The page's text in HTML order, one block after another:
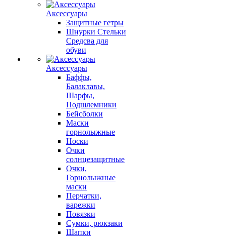
Аксессуары
Защитные гетры
Шнурки Стельки
Средсва для
обуви
Аксессуары
Баффы,
Балаклавы,
Шарфы,
Подшлемники
Бейсболки
Маски
горнолыжные
Носки
Очки
солнцезащитные
Очки,
Горнолыжные
маски
Перчатки,
варежки
Повязки
Сумки, рюкзаки
Шапки